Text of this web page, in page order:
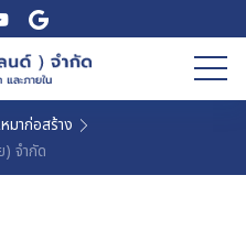
มาก่อสร้าง
) จำกัด